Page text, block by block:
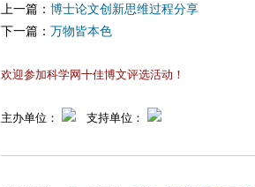
上一篇： 博士论文创新思维过程分享
下一篇： 万物皆本色
欢迎参加科学网十佳博文评选活动！
主办单位： 支持单位：